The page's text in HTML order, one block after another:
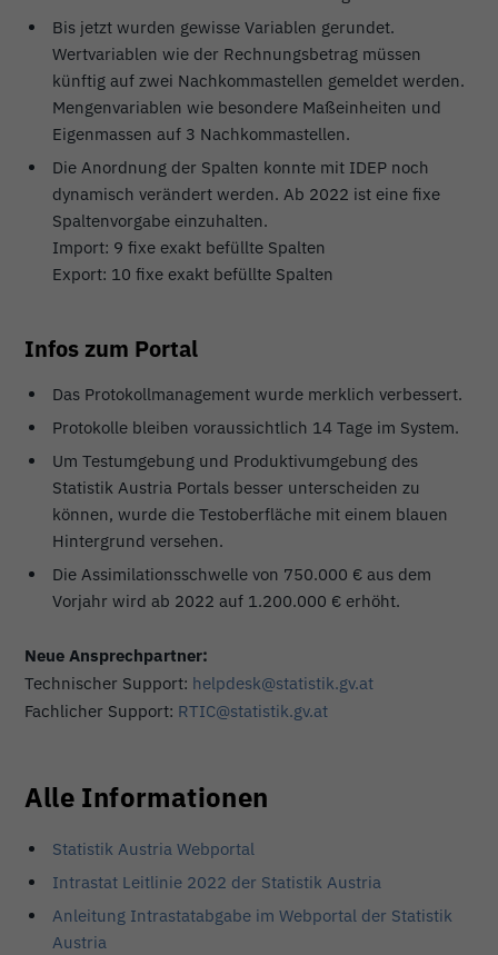
Bis jetzt wurden gewisse Variablen gerundet.
Wertvariablen wie der Rechnungsbetrag müssen
künftig auf zwei Nachkommastellen gemeldet werden.
Mengenvariablen wie besondere Maßeinheiten und
Eigenmassen auf 3 Nachkommastellen.
Die Anordnung der Spalten konnte mit IDEP noch
dynamisch verändert werden. Ab 2022 ist eine fixe
Spaltenvorgabe einzuhalten.
Import: 9 fixe exakt befüllte Spalten
Export: 10 fixe exakt befüllte Spalten
Infos zum Portal
Das Protokollmanagement wurde merklich verbessert.
Protokolle bleiben voraussichtlich 14 Tage im System.
Um Testumgebung und Produktivumgebung des
Statistik Austria Portals besser unterscheiden zu
können, wurde die Testoberfläche mit einem blauen
Hintergrund versehen.
Die Assimilationsschwelle von 750.000 € aus dem
Vorjahr wird ab 2022 auf 1.200.000 € erhöht.
Neue Ansprechpartner:
Technischer Support: helpdesk@statistik.gv.at
Fachlicher Support: RTIC@statistik.gv.at
Alle Informationen
Statistik Austria Webportal
Intrastat Leitlinie 2022 der Statistik Austria
Anleitung Intrastatabgabe im Webportal der Statistik
Austria